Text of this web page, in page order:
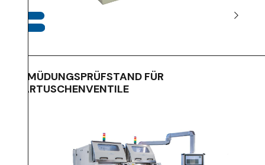
ERMÜDUNGSPRÜFSTAND FÜR
KARTUSCHENVENTILE